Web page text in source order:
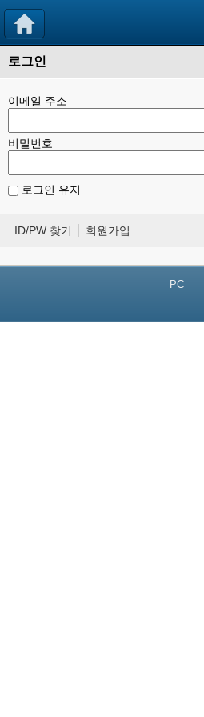
로그인
이메일 주소
비밀번호
로그인 유지
ID/PW 찾기 회원가입
PC